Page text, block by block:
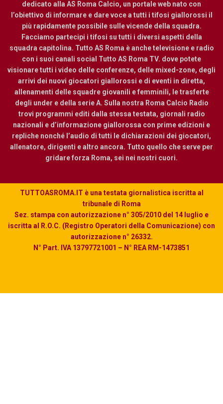
dedicato alla AS Roma Calcio, un portale web nato con
l’obiettivo di informare e dare voce a tutti i tifosi giallorossi il
più rapidamente possibile sulle vicende della squadra.
Facciamo partecipi i tifosi su tutti i diversi aspetti della
squadra capitolina. Tutto AS Roma è anche televisione e radio
con i suoi canali social Tutto AS Roma TV. dove potete
visionare tutti i video delle conferenze, delle mixed-zone, degli
arrivi dei nuovi giocatori giallorossi e di eventi in diretta,
allenamenti delle squadre giovanili e femminili, le trasferte
degli under e della serie A. Sulla nostra Roma Calcio Radio
trovi programmi editi dalla stessa testata, giornali radio
nazionali e d’informazione giallorossa con prime edizioni e
repliche nonché l’audio di tutti le dichiarazioni dei giocatori,
allenatore, dirigenti e altro ancora. Tutto quello che serve per
gridare forza Roma, sei nei nostri cuori.
TUTTOASROMA.IT è una testata giornalistica iscritta al
tribunale di Roma
Sez. stampa con autorizzazione n° 305/2010 del 14 luglio e
iscritta al R.O.C. (Registro Operatori della Comunicazione) con
autorizzazione n° 26332.
N° Part. IVA 13797721001 – N° REA RM-1473851